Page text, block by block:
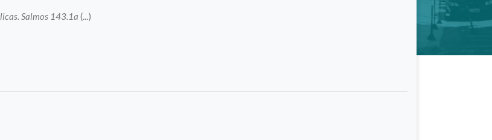
Salmos 143.1a (...)